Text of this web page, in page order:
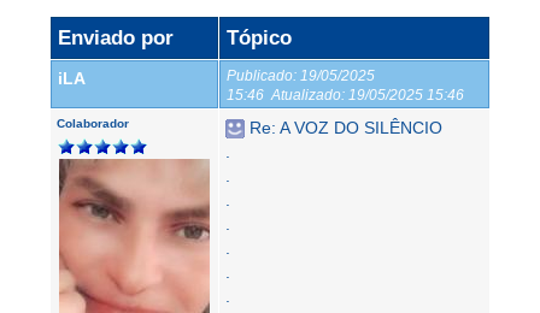
Enviado por Tópico
iLA Publicado: 19/05/2025
15:46 Atualizado: 19/05/2025 15:46
Colaborador
Re: A VOZ DO SILÊNCIO